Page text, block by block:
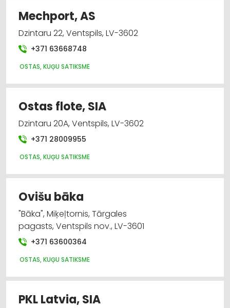
Kravu pārvadājumi: dzelzceļa
Mechport, AS
Dzintaru 22, Ventspils, LV-3602
+371 63668748
OSTAS, KUĢU SATIKSME
Ostas flote, SIA
Dzintaru 20A, Ventspils, LV-3602
+371 28009955
OSTAS, KUĢU SATIKSME
Ovišu bāka
"Bāka", Miķeļtornis, Tārgales
pagasts, Ventspils nov., LV-3601
+371 63600364
OSTAS, KUĢU SATIKSME
PKL Latvia, SIA